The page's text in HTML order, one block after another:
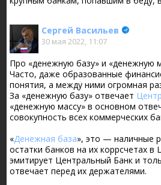
Сергей Васильев
30 мая 2022, 11:07
Про «денежную базу» и «денежную
Часто, даже образованные
понятия, а между ними огромная
За «денежную базу» отвечает
«денежную массу» в основном
совокупность всех коммерческих
«Денежная база», это — наличные
остатки банков на их коррсчетах в
эмитирует Центральный Банк и
отвечает перед их держателями.